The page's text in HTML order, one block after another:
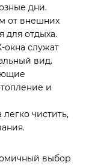
дни.
от внешних
для отдыха.
служат
вид.
и
чистить,
выбор